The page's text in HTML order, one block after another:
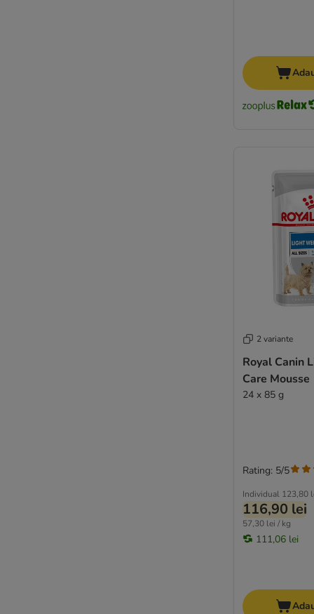
2 variante
Royal Canin
Care Mousse
24 x 85 g
Individual 123,80
116,90 lei
57,30 lei / kg
111,06 lei
Rating: 5/5